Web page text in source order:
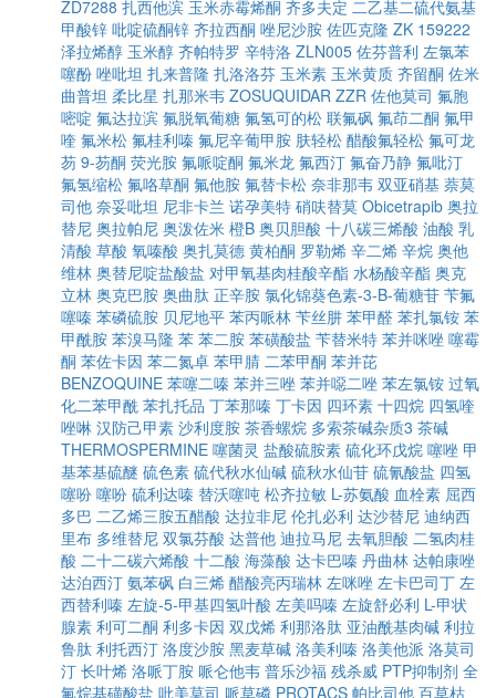
ZD7288 扎西他滨 玉米赤霉烯酮 齐多夫定 二乙基二硫代氨基
甲酸锌 吡啶硫酮锌 齐拉西酮 唑尼沙胺 佐匹克隆 ZK 159222
泽拉烯醇 玉米醇 齐帕特罗 辛特洛 ZLN005 佐芬普利 左氯苯
噻酚 唑吡坦 扎来普隆 扎洛洛芬 玉米素 玉米黄质 齐留酮 佐米
曲普坦 柔比星 扎那米韦 ZOSUQUIDAR ZZR 佐他莫司 氟胞
嘧啶 氟达拉滨 氟脱氧葡糖 氟氢可的松 联氟砜 氟茚二酮 氟甲
喹 氟米松 氟桂利嗪 氟尼辛葡甲胺 肤轻松 醋酸氟轻松 氟可龙
芴 9-芴酮 荧光胺 氟哌啶酮 氟米龙 氟西汀 氟奋乃静 氟吡汀
氟氢缩松 氟咯草酮 氟他胺 氟替卡松 奈非那韦 双亚硝基 萘莫
司他 奈妥吡坦 尼非卡兰 诺孕美特 硝呋替莫 Obicetrapib 奥拉
替尼 奥拉帕尼 奥泼佐米 橙B 奥贝胆酸 十八碳三烯酸 油酸 乳
清酸 草酸 氧嗪酸 奥扎莫德 黄柏酮 罗勒烯 辛二烯 辛烷 奥他
维林 奥替尼啶盐酸盐 对甲氧基肉桂酸辛酯 水杨酸辛酯 奥克
立林 奥克巴胺 奥曲肽 正辛胺 氯化锦葵色素-3-Β-葡糖苷 苄氟
噻嗪 苯磷硫胺 贝尼地平 苯丙哌林 苄丝肼 苯甲醛 苯扎氯铵 苯
甲酰胺 苯溴马隆 苯 苯二胺 苯磺酸盐 苄替米特 苯并咪唑 噻霉
酮 苯佐卡因 苯二氮卓 苯甲腈 二苯甲酮 苯并芘
BENZOQUINE 苯噻二嗪 苯并三唑 苯并噁二唑 苯左氯铵 过氧
化二苯甲酰 苯扎托品 丁苯那嗪 丁卡因 四环素 十四烷 四氢喹
唑啉 汉防己甲素 沙利度胺 茶香螺烷 多索茶碱杂质3 茶碱
THERMOSPERMINE 噻菌灵 盐酸硫胺素 硫化环戊烷 噻唑 甲
基苯基硫醚 硫色素 硫代秋水仙碱 硫秋水仙苷 硫氰酸盐 四氢
噻吩 噻吩 硫利达嗪 替沃噻吨 松齐拉敏 L-苏氨酸 血栓素 屈西
多巴 二乙烯三胺五醋酸 达拉非尼 伦扎必利 达沙替尼 迪纳西
里布 多维替尼 双氯芬酸 达普他 迪拉马尼 去氧胆酸 二氢肉桂
酸 二十二碳六烯酸 十二酸 海藻酸 达卡巴嗪 丹曲林 达帕康唑
达泊西汀 氨苯砜 白三烯 醋酸亮丙瑞林 左咪唑 左卡巴司丁 左
西替利嗪 左旋-5-甲基四氢叶酸 左美吗嗪 左旋舒必利 L-甲状
腺素 利可二酮 利多卡因 双戊烯 利那洛肽 亚油酰基肉碱 利拉
鲁肽 利托西汀 洛度沙胺 黑麦草碱 洛美利嗪 洛美他派 洛莫司
汀 长叶烯 洛哌丁胺 哌仑他韦 普乐沙福 残杀威 PTP抑制剂 全
氟烷基磺酸盐 吡美莫司 哌草磷 PROTACS 帕比司他 百草枯